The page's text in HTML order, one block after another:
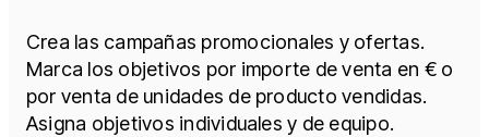
Crea las campañas promocionales y ofertas.
Marca los objetivos por importe de venta en € o
por venta de unidades de producto vendidas.
Asigna objetivos individuales y de equipo.